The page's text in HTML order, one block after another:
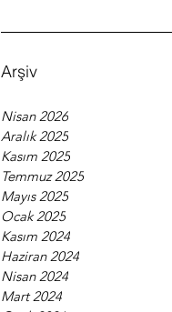
Arşiv
Nisan 2026
Aralık 2025
Kasım 2025
Temmuz 2025
Mayıs 2025
Ocak 2025
Kasım 2024
Haziran 2024
Nisan 2024
Mart 2024